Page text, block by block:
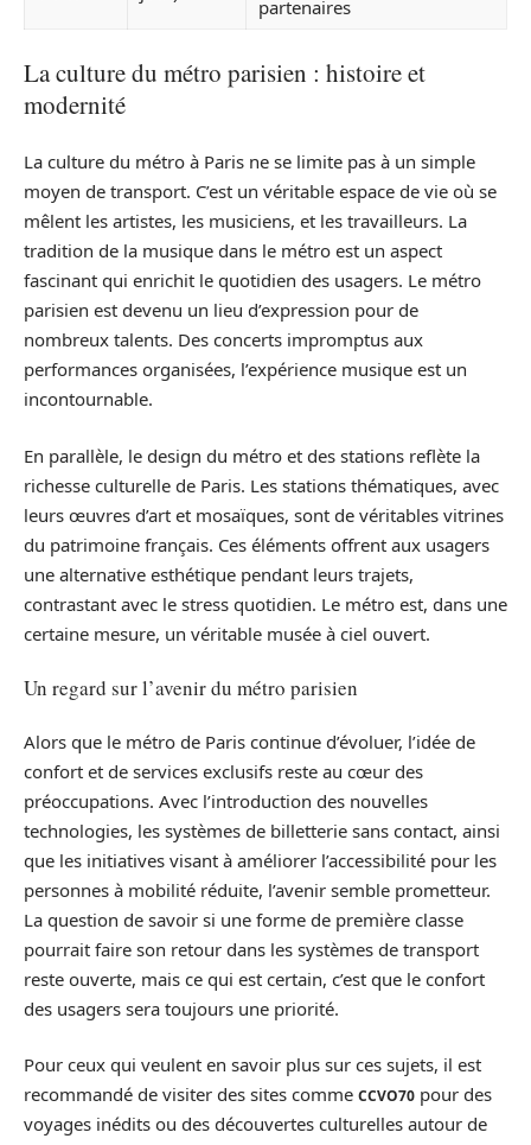
partenaires
La culture du métro parisien : histoire et
modernité
La culture du métro à Paris ne se limite pas à un simple
moyen de transport. C’est un véritable espace de vie où se
mêlent les artistes, les musiciens, et les travailleurs. La
tradition de la musique dans le métro est un aspect
fascinant qui enrichit le quotidien des usagers. Le métro
parisien est devenu un lieu d’expression pour de
nombreux talents. Des concerts impromptus aux
performances organisées, l’expérience musique est un
incontournable.
En parallèle, le design du métro et des stations reflète la
richesse culturelle de Paris. Les stations thématiques, avec
leurs œuvres d’art et mosaïques, sont de véritables vitrines
du patrimoine français. Ces éléments offrent aux usagers
une alternative esthétique pendant leurs trajets,
contrastant avec le stress quotidien. Le métro est, dans une
certaine mesure, un véritable musée à ciel ouvert.
Un regard sur l’avenir du métro parisien
Alors que le métro de Paris continue d’évoluer, l’idée de
confort et de services exclusifs reste au cœur des
préoccupations. Avec l’introduction des nouvelles
technologies, les systèmes de billetterie sans contact, ainsi
que les initiatives visant à améliorer l’accessibilité pour les
personnes à mobilité réduite, l’avenir semble prometteur.
La question de savoir si une forme de première classe
pourrait faire son retour dans les systèmes de transport
reste ouverte, mais ce qui est certain, c’est que le confort
des usagers sera toujours une priorité.
Pour ceux qui veulent en savoir plus sur ces sujets, il est
recommandé de visiter des sites comme CCVO70 pour des
voyages inédits ou des découvertes culturelles autour de